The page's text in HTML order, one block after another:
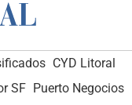
CYD Litoral
SF Puerto Negocios